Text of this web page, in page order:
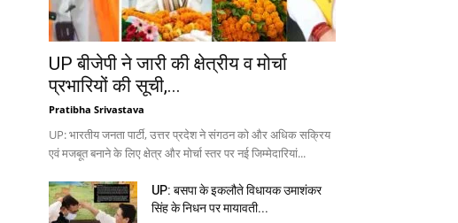
UP बीजेपी ने जारी की क्षेत्रीय व मोर्चा
प्रभारियों की सूची,...
Pratibha Srivastava
UP: भारतीय जनता पार्टी, उत्तर प्रदेश ने संगठन को और अधिक सक्रिय
एवं मजबूत बनाने के लिए क्षेत्र और मोर्चा स्तर पर नई जिम्मेदारियां...
UP: बसपा के इकलौते विधायक उमाशंकर
सिंह के निधन पर मायावती...